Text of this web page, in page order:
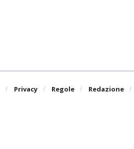
Privacy Regole Redazione